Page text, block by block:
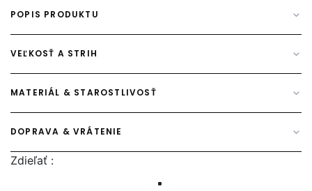
POPIS PRODUKTU
VEĽKOSŤ A STRIH
MATERIÁL & STAROSTLIVOSŤ
DOPRAVA & VRÁTENIE
Zdieľať :